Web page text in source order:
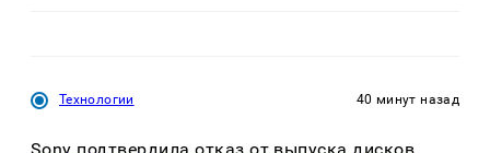
Технологии 40 минут назад
Sony подтвердила отказ от выпуска дисков